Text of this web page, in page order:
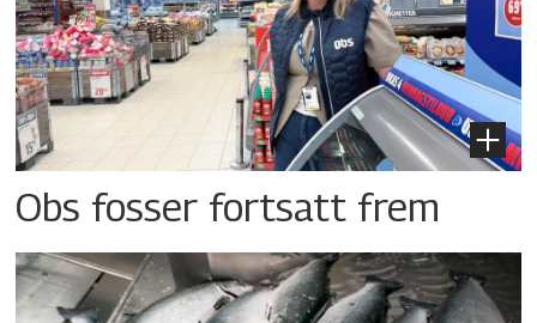
Obs fosser fortsatt frem